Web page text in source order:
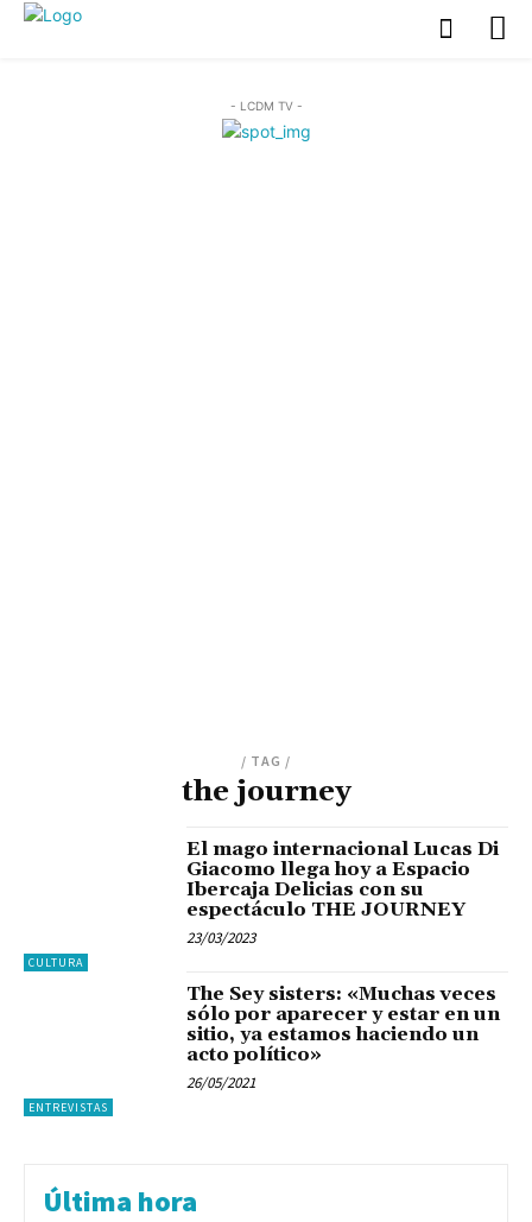
- LCDM TV -
/ TAG /
the journey
CULTURA
El mago internacional Lucas Di
Giacomo llega hoy a Espacio
Ibercaja Delicias con su
espectáculo THE JOURNEY
23/03/2023
ENTREVISTAS
The Sey sisters: «Muchas veces
sólo por aparecer y estar en un
sitio, ya estamos haciendo un
acto político»
26/05/2021
Última hora